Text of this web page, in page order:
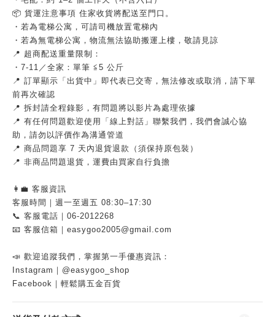
📦 貨運注意事項 住家收貨將配送至門口。
・若為電梯公寓，可請司機放置電梯內
・若為無電梯公寓，物流無法協助搬運上樓，敬請見諒
📍 超商配送重量限制：
・7-11／全家：單筆 ≦5 公斤
📍 訂單顯示「出貨中」即代表已交寄，無法修改或取消，請下單
前再次確認
📍 拆封請全程錄影，有問題將以影片為處理依據
📍 有任何問題歡迎使用「線上對話」聯繫我們，我們會誠心協
助，請勿以評價作為溝通管道
📍 商品問題享 7 天內退貨退款（須保持原包裝）
📍 非商品問題退貨，運費由買家自行負擔
👩‍💼 客服資訊
客服時間｜週一至週五 08:30–17:30
📞 客服電話｜06-2012268
📧 客服信箱｜easygoo2005@gmail.com
📣 歡迎追蹤我們，掌握第一手優惠資訊：
Instagram｜@easygoo_shop
Facebook｜輕鬆購五金百貨